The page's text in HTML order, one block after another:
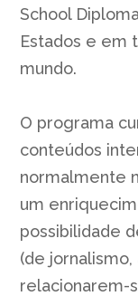
School
Estados e em
mundo.
O programa
conteúdos
normalmente
um
possibilidade
(de
relacionarem-